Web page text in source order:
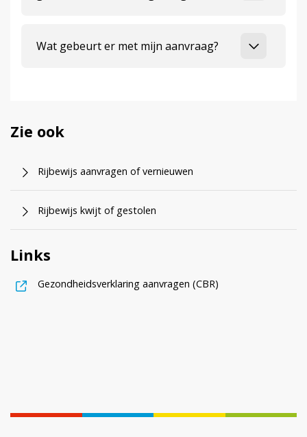
Wat gebeurt er met mijn aanvraag?
Zie ook
Rijbewijs aanvragen of vernieuwen
Rijbewijs kwijt of gestolen
Links
Gezondheidsverklaring aanvragen (CBR)